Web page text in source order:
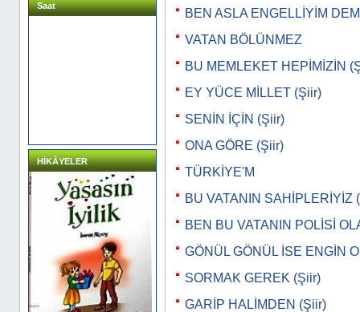
Saat
HİKÂYELER
BEN ASLA ENGELLİYİM
VATAN BÖLÜNMEZ
BU MEMLEKET HEPİMİZİN
EY YÜCE MİLLET (Şiir)
SENİN İÇİN (Şiir)
ONA GÖRE (Şiir)
TÜRKİYE'M
BU VATANIN SAHİPLERİYİZ
BEN BU VATANIN POLİSİ
GÖNÜL GÖNÜL İSE ENGİN
SORMAK GEREK (Şiir)
GARİP HALİMDEN (Şiir)